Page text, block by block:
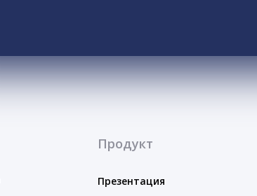
Продукт
Презентация